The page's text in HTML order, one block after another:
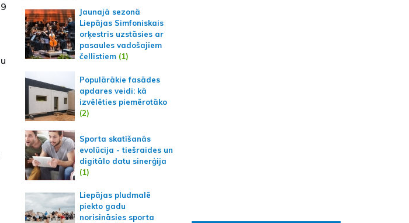
Jaunajā sezonā
Liepājas Simfoniskais
orķestris uzstāsies ar
pasaules vadošajiem
čellistiem(1)
Populārākie fasādes
apdares veidi: kā
izvēlēties piemērotāko
(2)
Sporta skatīšanās
evolūcija - tiešraides un
digitālo datu sinerģija
(1)
Liepājas pludmalē
piekto gadu
norisināsies sporta